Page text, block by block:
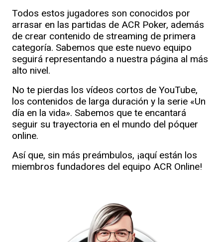
Todos estos jugadores son conocidos por
arrasar en las partidas de ACR Poker, además
de crear contenido de streaming de primera
categoría. Sabemos que este nuevo equipo
seguirá representando a nuestra página al más
alto nivel.
No te pierdas los vídeos cortos de YouTube,
los contenidos de larga duración y la serie «Un
día en la vida». Sabemos que te encantará
seguir su trayectoria en el mundo del póquer
online.
Así que, sin más preámbulos, ¡aquí están los
miembros fundadores del equipo ACR Online!